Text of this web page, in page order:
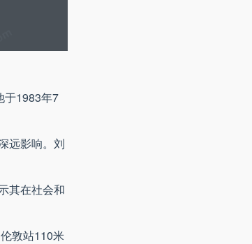
于1983年7
远影响。刘
其在社会和
敦站110米